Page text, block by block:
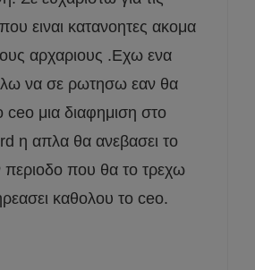
ειναι κατανοητες ακομα
αρχαριους .Εχω ενα
να σε ρωτησω εαν θα
ceo μια διαφημιση στο
η απλα θα ανεβασει το
περιοδο που θα το τρεχω
καθολου το ceo.